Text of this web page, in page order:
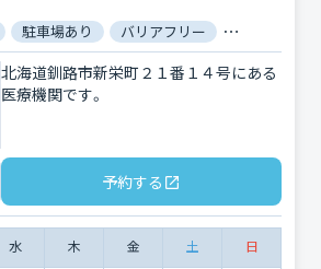
駐車場あり バリアフリー 対応言語：英
北海道釧路市新栄町２１番１４号にある
医療機関です。
予約する
水 木 金 土 日